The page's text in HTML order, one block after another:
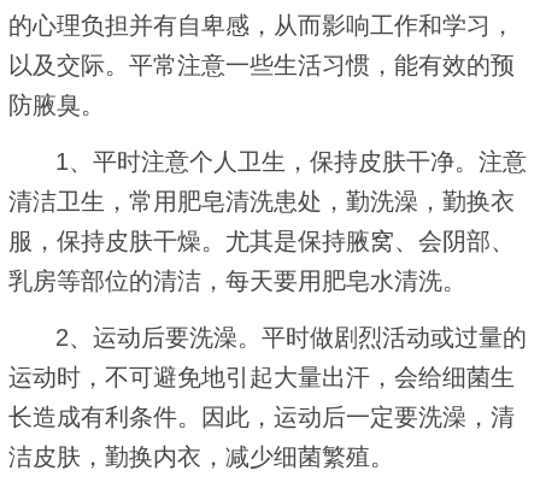
的心理负担并有自卑感，从而影响工作和学习，
以及交际。平常注意一些生活习惯，能有效的预
防腋臭。
1、平时注意个人卫生，保持皮肤干净。注意
清洁卫生，常用肥皂清洗患处，勤洗澡，勤换衣
服，保持皮肤干燥。尤其是保持腋窝、会阴部、
乳房等部位的清洁，每天要用肥皂水清洗。
2、运动后要洗澡。平时做剧烈活动或过量的
运动时，不可避免地引起大量出汗，会给细菌生
长造成有利条件。因此，运动后一定要洗澡，清
洁皮肤，勤换内衣，减少细菌繁殖。